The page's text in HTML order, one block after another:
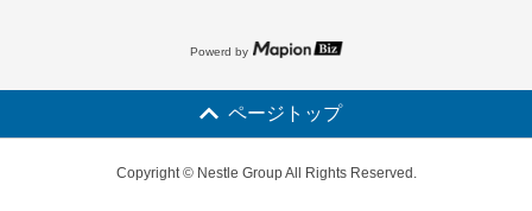
Powerd by
ページトップ
Copyright © Nestle Group All Rights Reserved.